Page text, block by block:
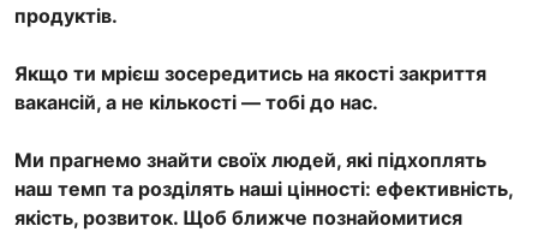
продуктів.
Якщо ти мрієш зосередитись на якості закриття
вакансій, а не кількості — тобі до нас.
Ми прагнемо знайти своїх людей, які підхоплять
наш темп та розділять наші цінності: ефективність,
якість, розвиток. Щоб ближче познайомитися